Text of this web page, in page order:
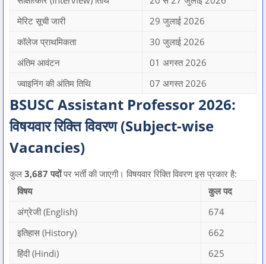
मेरिट सूची जारी
29 जुलाई 2026
कॉलेज प्राथमिकता
30 जुलाई 2026
अंतिम आवंटन
01 अगस्त 2026
ज्वाइनिंग की अंतिम तिथि
07 अगस्त 2026
BSUSC Assistant Professor 2026:
विषयवार रिक्ति विवरण (Subject-wise
Vacancies)
कुल 3,687 पदोंपर भर्ती की जाएगी। विषयवार रिक्ति विवरण इस प्रकार है:
विषय
कुल पद
अंग्रेजी (English)
674
इतिहास (History)
662
हिंदी (Hindi)
625